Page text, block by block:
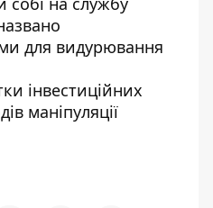
для видурювання
інвестиційних
маніпуляції